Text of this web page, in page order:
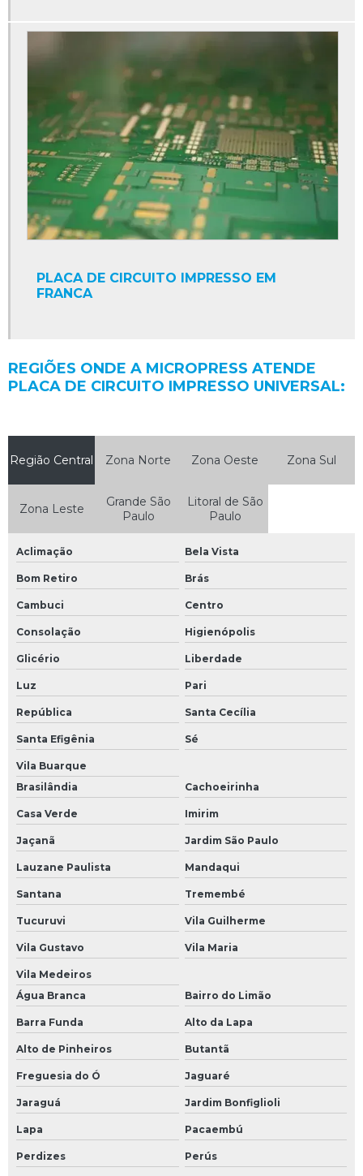
PLACA DE CIRCUITO IMPRESSO EM
FRANCA
REGIÕES ONDE A MICROPRESS ATENDE
PLACA DE CIRCUITO IMPRESSO UNIVERSAL:
Região Central Zona Norte Zona Oeste Zona Sul
Zona Leste
Grande São
Paulo
Litoral de São
Paulo
Aclimação Bela Vista
Bom Retiro Brás
Cambuci Centro
Consolação Higienópolis
Glicério Liberdade
Luz Pari
República Santa Cecília
Santa Efigênia Sé
Vila Buarque
Brasilândia
Cachoeirinha
Casa Verde Imirim
Jaçanã Jardim São Paulo
Lauzane Paulista Mandaqui
Santana Tremembé
Tucuruvi Vila Guilherme
Vila Gustavo Vila Maria
Vila Medeiros
Água Branca
Bairro do Limão
Barra Funda Alto da Lapa
Alto de Pinheiros Butantã
Freguesia do Ó Jaguaré
Jaraguá Jardim Bonfiglioli
Lapa Pacaembú
Perdizes Perús